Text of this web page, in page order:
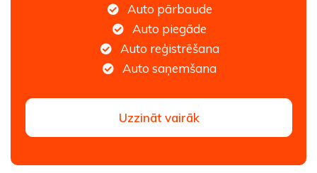
Auto pārbaude
Auto piegāde
Auto reģistrēšana
Auto saņemšana
Uzzināt vairāk